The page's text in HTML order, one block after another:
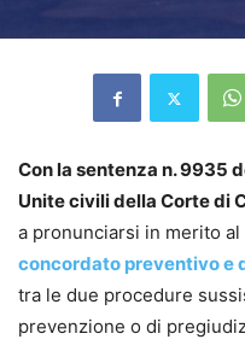
Con la sentenza n. 9935
Unite civili della Corte di
a pronunciarsi in merito al
concordato preventivo e
tra le due procedure
prevenzione o di